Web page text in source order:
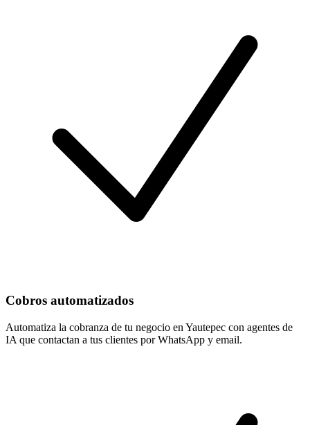
Cobros automatizados
Automatiza la cobranza de tu negocio en Yautepec con agentes de
IA que contactan a tus clientes por WhatsApp y email.